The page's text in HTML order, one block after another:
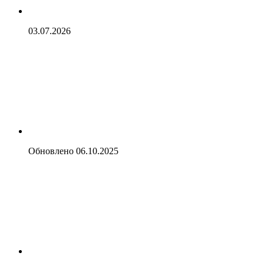
03.07.2026
Обновлено 06.10.2025